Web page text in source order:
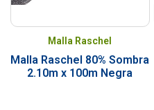
Malla Raschel
Malla Raschel 80% Sombra
2.10m x 100m Negra